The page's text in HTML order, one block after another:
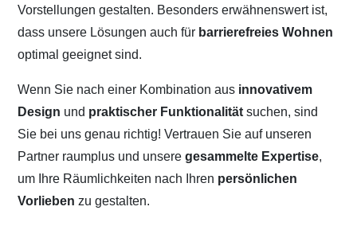
Vorstellungen gestalten. Besonders erwähnenswert ist,
dass unsere Lösungen auch für barrierefreies Wohnen
optimal geeignet sind.
Wenn Sie nach einer Kombination aus innovativem
Design und praktischer Funktionalitätsuchen, sind
Sie bei uns genau richtig! Vertrauen Sie auf unseren
Partner raumplus und unseregesammelte Expertise,
um Ihre Räumlichkeiten nach Ihren persönlichen
Vorliebenzu gestalten.